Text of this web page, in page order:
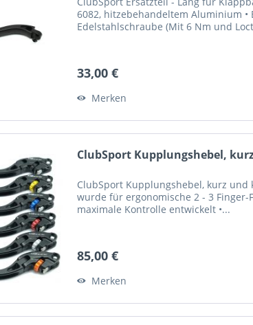
6082, hitzebehandeltem Aluminium •
Edelstahlschraube (Mit 6 Nm und
33,00 €
Merken
ClubSport Kupplungshebel,
ClubSport Kupplungshebel, kurz
wurde für ergonomische 2 - 3
maximale Kontrolle entwickelt •...
85,00 €
Merken